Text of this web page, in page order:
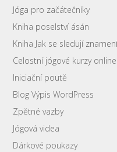
Jóga pro začátečníky
Kniha poselství ásán
Kniha Jak se sledují
Celostní jógové kurzy online
Iniciační poutě
Blog Výpis WordPress
Zpětné vazby
Jógová videa
Dárkové poukazy